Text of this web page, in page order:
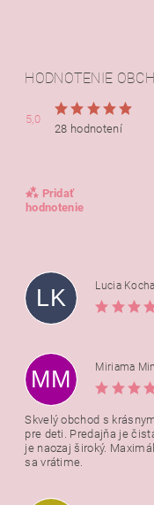
HODNOTENIE
5,0
28 hodnotení
Pridať
hodnotenie
Vložením
podmienkami
LK
Lucia
MM
Miriama
Skvelý obchod s
pre deti. Predajňa je
je naozaj široký.
sa vrátime.